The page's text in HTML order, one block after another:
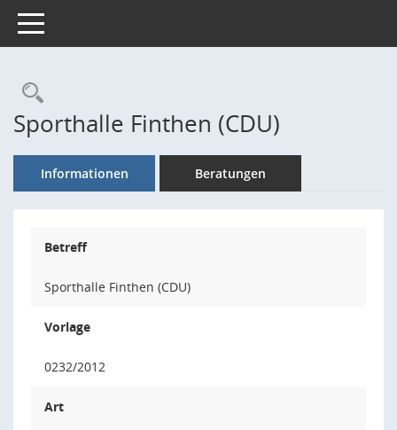
Toggle navigation
Rechercheauswahl
Sporthalle Finthen (CDU)
Informationen Beratungen
Betreff
Sporthalle Finthen (CDU)
Vorlage
0232/2012
Art